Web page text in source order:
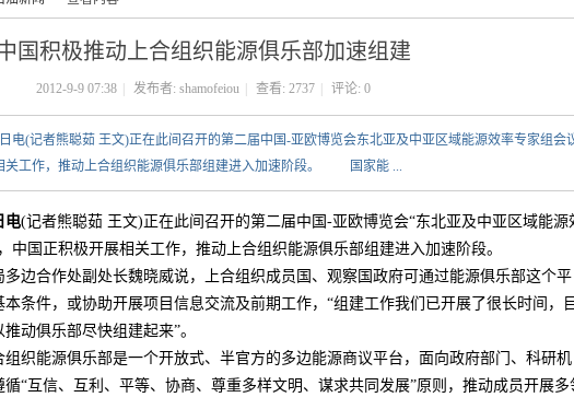
索
›
国积极推动上合组织能源俱乐部加速组建
2012-9-9 07:38 发布者: shamofeiou 查看: 2737 评论: 0
(记者熊聪茹 王文)正在此间召开的第二届中国-亚欧博览会东北亚及中亚区域能源效率专家组会
关工作，推动上合组织能源俱乐部组建进入加速阶段。 国家能 ...
电(记者熊聪茹 王文)正在此间召开的第二届中国-亚欧博览会“东北亚及中亚区域能源
中国正积极开展相关工作，推动上合组织能源俱乐部组建进入加速阶段。
合作处副处长魏晓威说，上合组织成员国、观察国政府可通过能源俱乐部这个平
条件，或协助开展项目信息交流及前期工作，“组建工作我们已开展了很长时间，目
动俱乐部尽快组建起来”。
能源俱乐部是一个开放式、半官方的多边能源商议平台，面向政府部门、科研机
“互信、互利、平等、协商、尊重多样文明、谋求共同发展”原则，推动成员开展多